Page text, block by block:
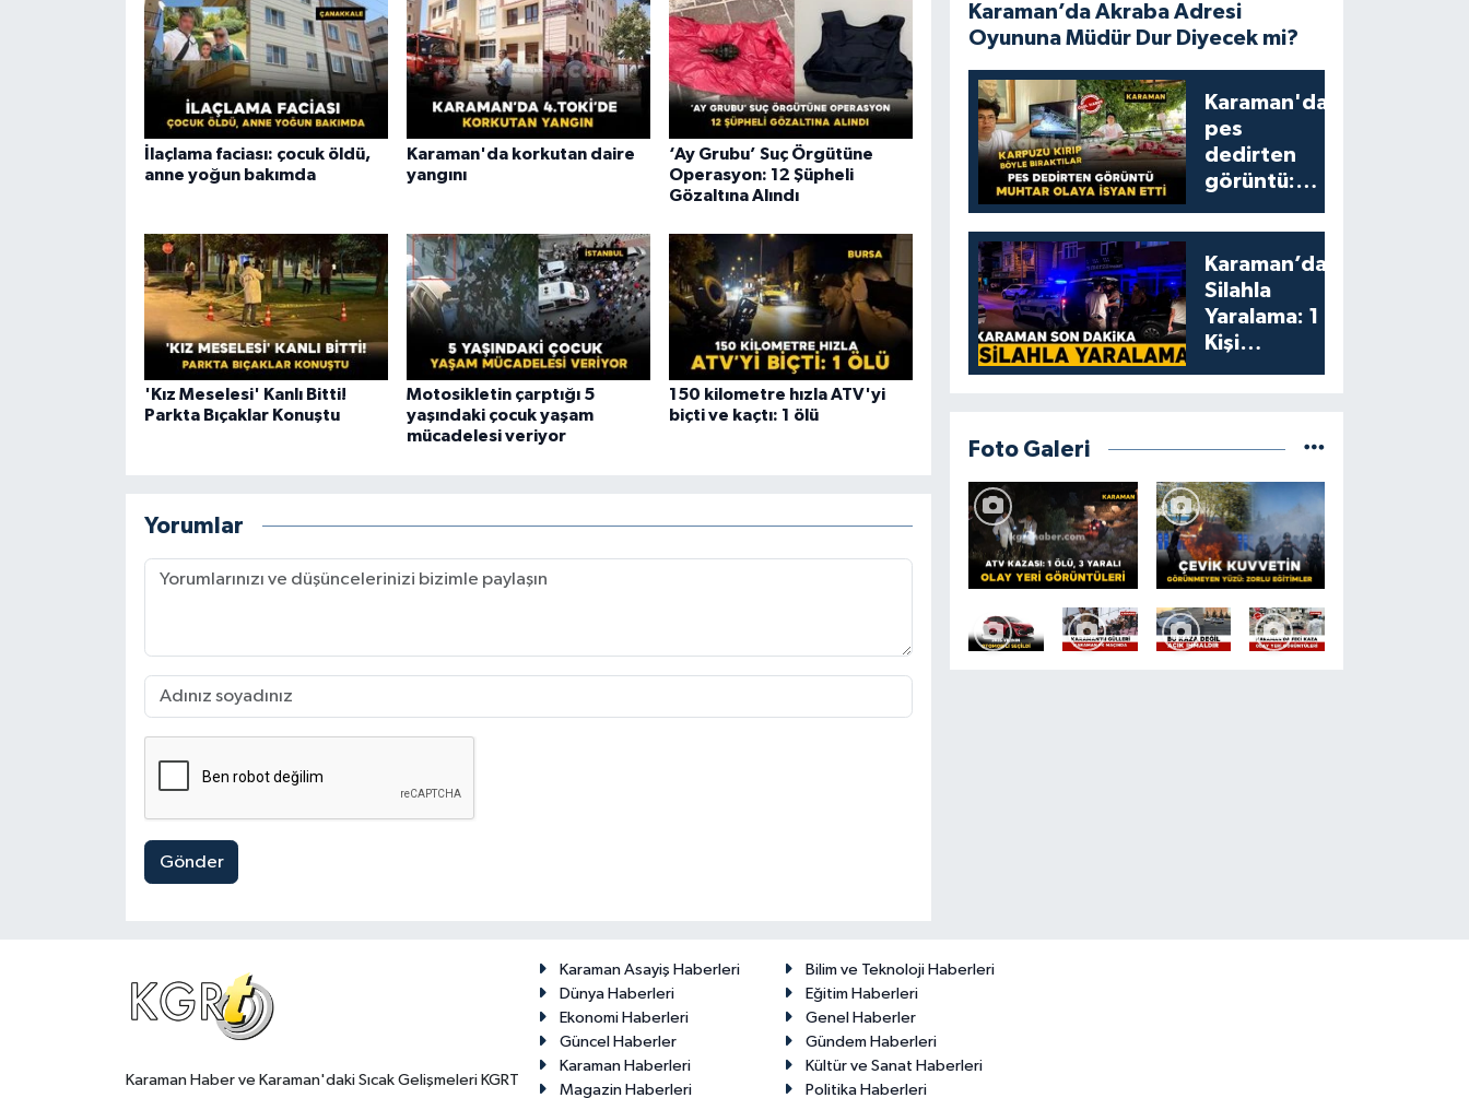
İlaçlama faciası: çocuk öldü,
anne yoğun bakımda
Karaman'da korkutan daire
yangını
‘Ay Grubu’ Suç Örgütüne
Operasyon: 12 Şüpheli
Gözaltına Alındı
'Kız Meselesi' Kanlı Bitti!
Parkta Bıçaklar Konuştu
Motosikletin çarptığı 5
yaşındaki çocuk yaşam
mücadelesi veriyor
150 kilometre hızla ATV'yi
biçti ve kaçtı: 1 ölü
Yorumlar
Gönder
Karaman’da Akraba Adresi
Oyununa Müdür Dur Diyecek mi?
Karaman'da
pes
dedirten
görüntü:
yumruklayıp
yediler,
artıklarını
kamelyada
bıraktılar
Karaman’da
Silahla
Yaralama: 1
Kişi
Foto Galeri
Karaman Haber ve Karaman'daki Sıcak Gelişmeleri KGRT
Karaman Asayiş Haberleri
Bilim ve Teknoloji Haberleri
Dünya Haberleri
Eğitim Haberleri
Ekonomi Haberleri
Genel Haberler
Güncel Haberler
Gündem Haberleri
Karaman Haberleri
Kültür ve Sanat Haberleri
Magazin Haberleri
Politika Haberleri